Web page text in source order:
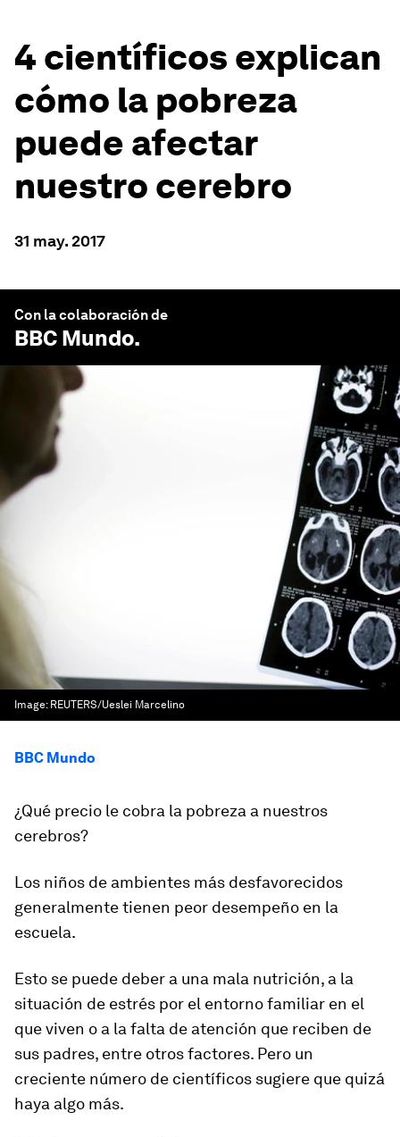
4 científicos explican
cómo la pobreza
puede afectar
nuestro cerebro
31 may. 2017
Con la colaboración de
BBC Mundo.
Image: REUTERS/Ueslei Marcelino
BBC Mundo
¿Qué precio le cobra la pobreza a nuestros
cerebros?
Los niños de ambientes más desfavorecidos
generalmente tienen peor desempeño en la
escuela.
Esto se puede deber a una mala nutrición, a la
situación de estrés por el entorno familiar en el
que viven o a la falta de atención que reciben de
sus padres, entre otros factores. Pero un
creciente número de científicos sugiere que quizá
haya algo más.